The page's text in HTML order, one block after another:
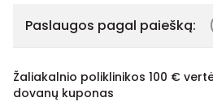
Paslaugos pagal paiešką:
Žaliakalnio poliklinikos 100 €
dovanų kuponas